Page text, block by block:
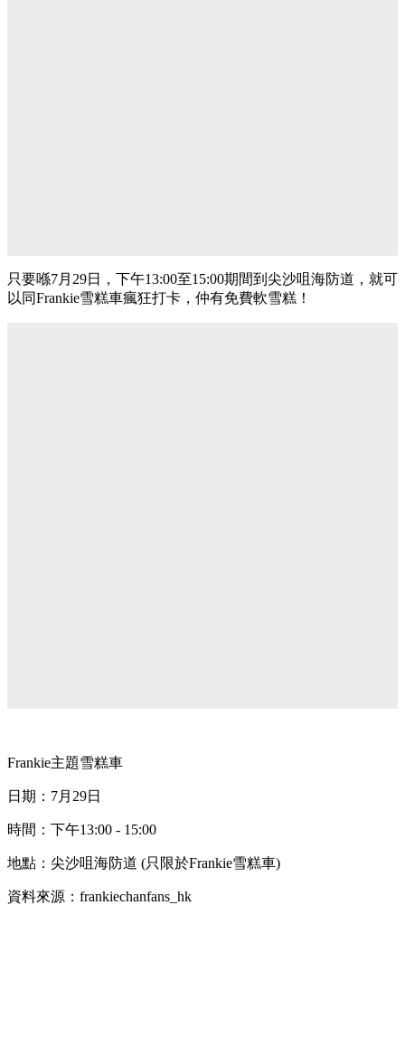
只要喺7月29日，下午13:00至15:00期間到尖沙咀海防道，就可
以同Frankie雪糕車瘋狂打卡，仲有免費軟雪糕！
Frankie主題雪糕車
日期：7月29日
時間：下午13:00 - 15:00
地點：尖沙咀海防道 (只限於Frankie雪糕車)
資料來源：frankiechanfans_hk